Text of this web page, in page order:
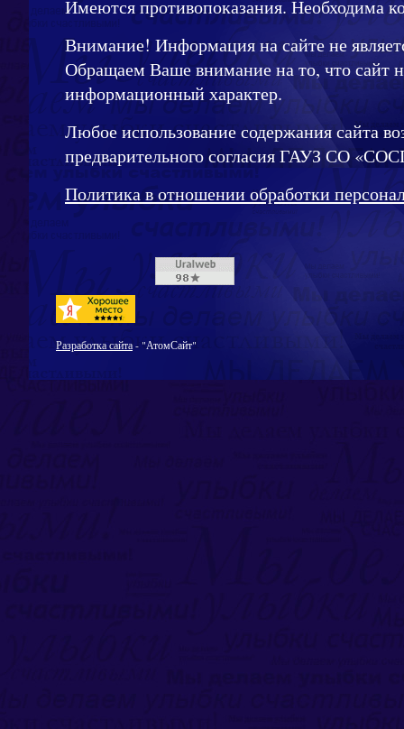
Имеются противопоказания. Необходима
Внимание! Информация на сайте не
Обращаем Ваше внимание на то, что сайт
информационный характер.
Любое использование содержания сайта
предварительного согласия ГАУЗ СО
Политика в отношении обработки
Разработка сайта- "АтомСайт"